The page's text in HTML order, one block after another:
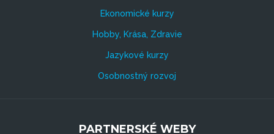
Ekonomické kurzy
Hobby, Krása, Zdravie
Jazykové kurzy
Osobnostný rozvoj
PARTNERSKÉ WEBY